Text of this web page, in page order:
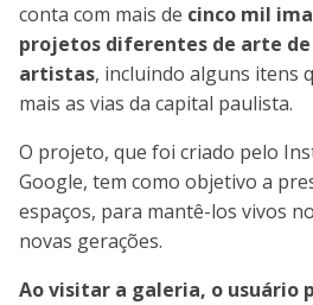
conta com mais de cinco mil
projetos diferentes de arte
artistas, incluindo alguns itens
mais as vias da capital paulista.
O projeto, que foi criado pelo
Google, tem como objetivo a
espaços, para mantê-los vivos
novas gerações.
Ao visitar a galeria, o usuário